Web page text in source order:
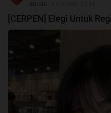
aurora.. •
[CERPEN] Elegi Untuk Regi